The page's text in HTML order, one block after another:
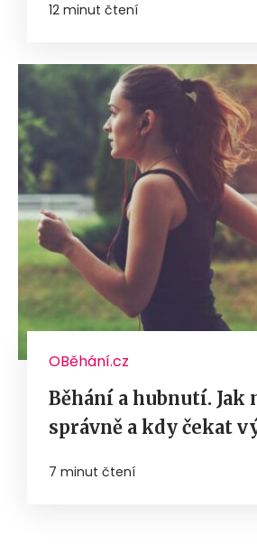
12 minut čtení
OBěhání.cz
Běhání a hubnutí. Jak
správně a kdy čekat
7 minut čtení